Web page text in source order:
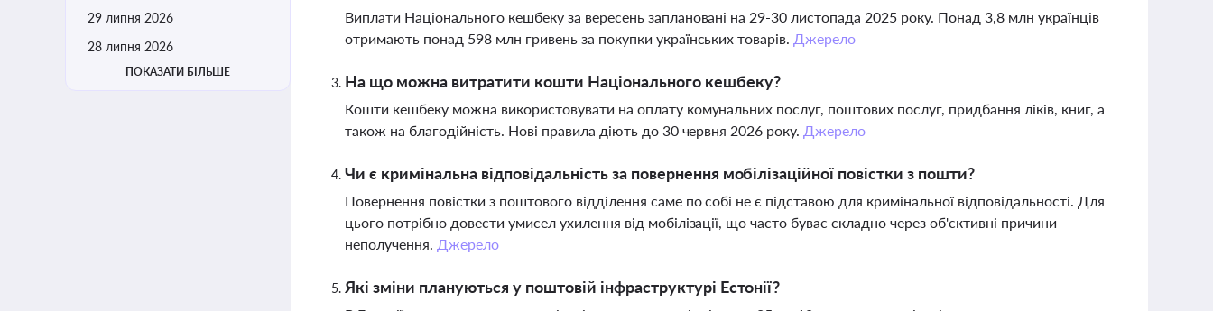
29 липня 2026
28 липня 2026
ПОКАЗАТИ БІЛЬШЕ
Виплати Національного кешбеку за вересень заплановані на 29-30 листопада 2025 року. Понад 3,8 млн українців
отримають понад 598 млн гривень за покупки українських товарів. Джерело
На що можна витратити кошти Національного кешбеку?
Кошти кешбеку можна використовувати на оплату комунальних послуг, поштових послуг, придбання ліків, книг, а
також на благодійність. Нові правила діють до 30 червня 2026 року. Джерело
Чи є кримінальна відповідальність за повернення мобілізаційної повістки з пошти?
Повернення повістки з поштового відділення саме по собі не є підставою для кримінальної відповідальності. Для
цього потрібно довести умисел ухилення від мобілізації, що часто буває складно через об'єктивні причини
неполучення. Джерело
Які зміни плануються у поштовій інфраструктурі Естонії?